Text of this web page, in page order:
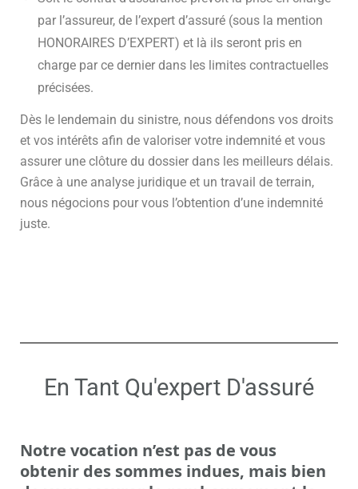
par l’assureur, de l’expert d’assuré (sous la mention
HONORAIRES D’EXPERT) et là ils seront pris en
charge par ce dernier dans les limites contractuelles
précisées.
Dès le lendemain du sinistre, nous défendons vos droits
et vos intérêts afin de valoriser votre indemnité et vous
assurer une clôture du dossier dans les meilleurs délais.
Grâce à une analyse juridique et un travail de terrain,
nous négocions pour vous l’obtention d’une indemnité
juste.
En Tant Qu'expert D'assuré
Notre vocation n’est pas de vous
obtenir des sommes indues, mais bien